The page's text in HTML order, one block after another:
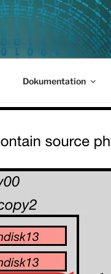
Dokumentation